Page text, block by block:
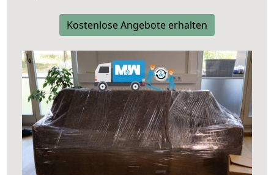
Kostenlose Angebote erhalten